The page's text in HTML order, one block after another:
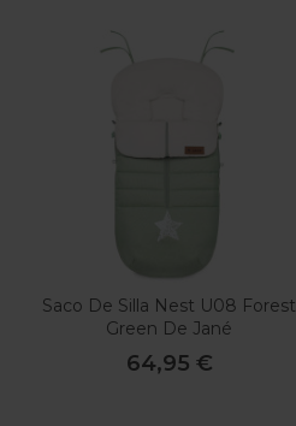
Saco De Silla Nest U08 Forest
Green De Jané
64,95 €